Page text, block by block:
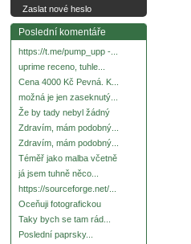
Zaslat nové heslo
Poslední komentáře
https://t.me/pump_upp -...
uprime receno, tuhle...
Cena 4000 Kč Pevná. K...
možná je jen zaseknutý...
Že by tady nebyl žádný
Zdravím, mám podobný...
Zdravím, mám podobný...
Téměř jako malba včetně
já jsem tuhně něco...
https://sourceforge.net/...
Oceňuji fotografickou
Taky bych se tam rád...
Poslední paprsky...